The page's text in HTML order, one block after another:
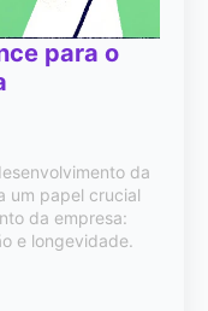
para o
da
um papel crucial
da empresa:
e longevidade.